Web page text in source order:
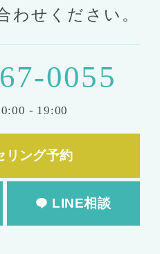
わせください。
0055
- 19:00
リング予約
LINE相談